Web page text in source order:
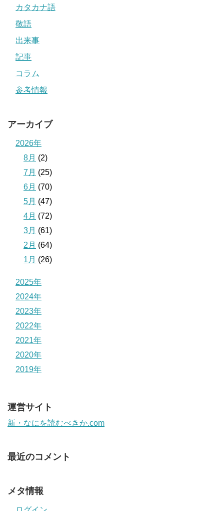
カタカナ語
敬語
出来事
記事
コラム
参考情報
アーカイブ
2026年
8月 (2)
7月 (25)
6月 (70)
5月 (47)
4月 (72)
3月 (61)
2月 (64)
1月 (26)
2025年
2024年
2023年
2022年
2021年
2020年
2019年
運営サイト
新・なにを読むべきか.com
最近のコメント
メタ情報